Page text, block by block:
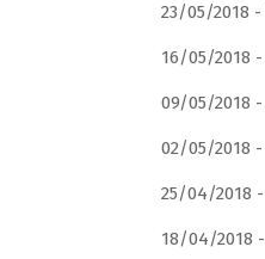
23/05/2018 -
16/05/2018 -
09/05/2018 -
02/05/2018 -
25/04/2018 -
18/04/2018 -